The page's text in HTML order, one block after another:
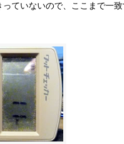
ていないので、ここまで一